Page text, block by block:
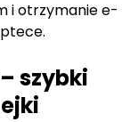
i otrzymanie e-
szybki